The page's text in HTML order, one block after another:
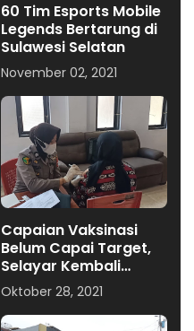
60 Tim Esports Mobile
Legends Bertarung di
Sulawesi Selatan
November 02, 2021
Capaian Vaksinasi
Belum Capai Target,
Selayar Kembali
Masuk Daerah PPKM
Level 3
Oktober 28, 2021